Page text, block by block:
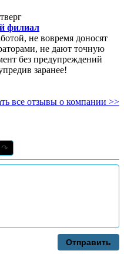
филиал
не вовремя доносят
не дают точную
без предупреждений
заранее!
все отзывы о компании >>
↷
Отправить